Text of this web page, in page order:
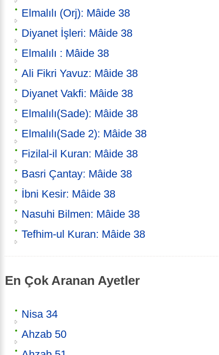
Elmalılı (Orj): Mâide 38
Diyanet İşleri: Mâide 38
Elmalılı : Mâide 38
Ali Fikri Yavuz: Mâide 38
Diyanet Vakfi: Mâide 38
Elmalılı(Sade): Mâide 38
Elmalılı(Sade 2): Mâide 38
Fizilal-il Kuran: Mâide 38
Basri Çantay: Mâide 38
İbni Kesir: Mâide 38
Nasuhi Bilmen: Mâide 38
Tefhim-ul Kuran: Mâide 38
En Çok Aranan Ayetler
Nisa 34
Ahzab 50